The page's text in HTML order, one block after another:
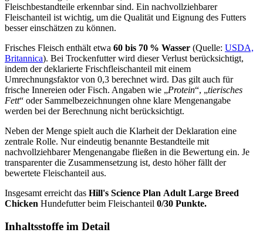
Fleischbestandteile erkennbar sind. Ein nachvollziehbarer
Fleischanteil ist wichtig, um die Qualität und Eignung des Futters
besser einschätzen zu können.
Frisches Fleisch enthält etwa 60 bis 70 % Wasser (Quelle: USDA,
Britannica). Bei Trockenfutter wird dieser Verlust berücksichtigt,
indem der deklarierte Frischfleischanteil mit einem
Umrechnungsfaktor von 0,3 berechnet wird. Das gilt auch für
frische Innereien oder Fisch. Angaben wie „Protein“, „tierisches
Fett“ oder Sammelbezeichnungen ohne klare Mengenangabe
werden bei der Berechnung nicht berücksichtigt.
Neben der Menge spielt auch die Klarheit der Deklaration eine
zentrale Rolle. Nur eindeutig benannte Bestandteile mit
nachvollziehbarer Mengenangabe fließen in die Bewertung ein. Je
transparenter die Zusammensetzung ist, desto höher fällt der
bewertete Fleischanteil aus.
Insgesamt erreicht das Hill's Science Plan Adult Large Breed
Chicken Hundefutter beim Fleischanteil 0/30 Punkte.
Inhaltsstoffe im Detail